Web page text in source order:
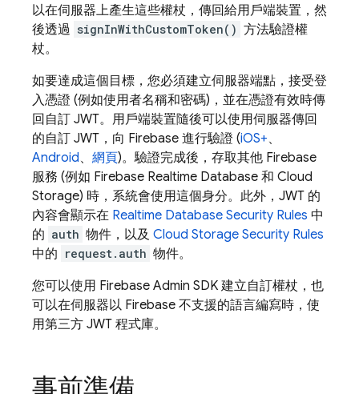
以在伺服器上產生這些權杖，傳回給用戶端裝置，然
後透過 signInWithCustomToken() 方法驗證權
杖。
如要達成這個目標，您必須建立伺服器端點，接受登
入憑證 (例如使用者名稱和密碼)，並在憑證有效時傳
回自訂 JWT。用戶端裝置隨後可以使用伺服器傳回
的自訂 JWT，向 Firebase 進行驗證 (iOS+、
Android、 網頁)。驗證完成後，存取其他 Firebase
服務 (例如 Firebase Realtime Database 和 Cloud
Storage) 時，系統會使用這個身分。此外，JWT 的
內容會顯示在 Realtime Database Security Rules 中
的 auth 物件，以及 Cloud Storage Security Rules
中的 request.auth 物件。
您可以使用 Firebase Admin SDK 建立自訂權杖，也
可以在伺服器以 Firebase 不支援的語言編寫時，使
用第三方 JWT 程式庫。
事前準備